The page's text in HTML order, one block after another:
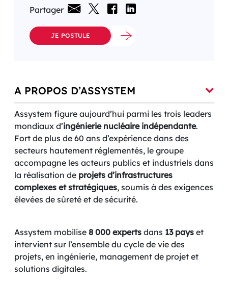
Partager
JE POSTULE
A PROPOS D’ASSYSTEM
Assystem figure aujourd’hui parmi les trois leaders
mondiaux d’ingénierie nucléaire indépendante.
Fort de plus de 60 ans d’expérience dans des
secteurs hautement réglementés, le groupe
accompagne les acteurs publics et industriels dans
la réalisation de projets d’infrastructures
complexes et stratégiques, soumis à des exigences
élevées de sûreté et de sécurité.
Assystem mobilise 8 000 experts dans 13 pays et
intervient sur l’ensemble du cycle de vie des
projets, en ingénierie, management de projet et
solutions digitales.